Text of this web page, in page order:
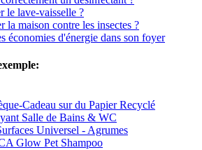
le lave-vaisselle ?
la maison contre les insectes ?
économies d'énergie dans son foyer
Cadeau sur du Papier Recyclé
Salle de Bains & WC
Universel - Agrumes
Glow Pet Shampoo